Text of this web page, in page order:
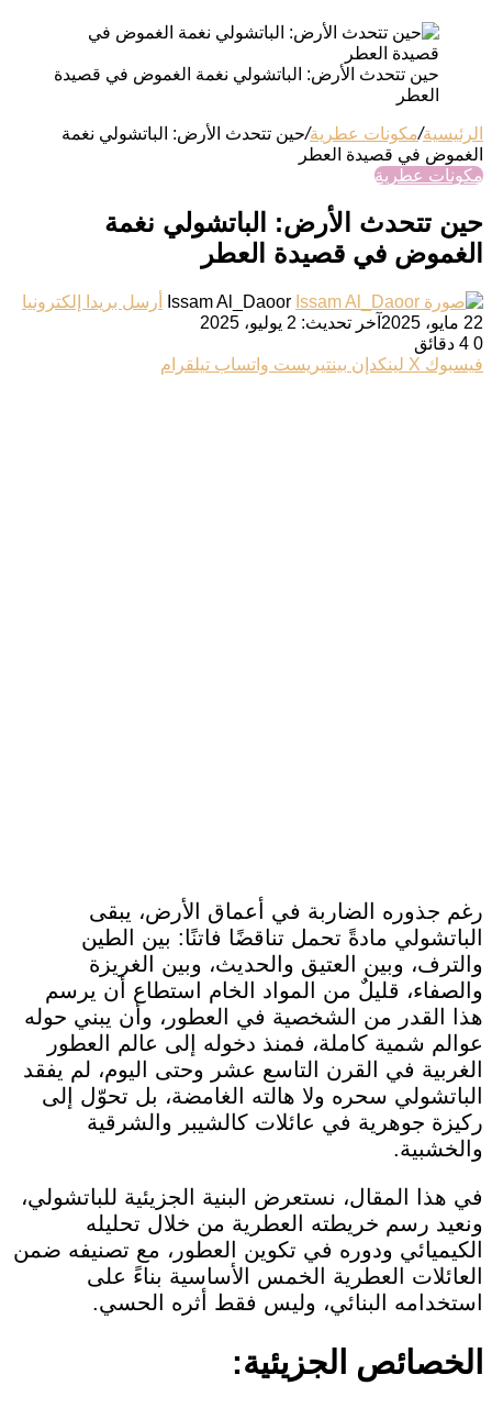
حين تتحدث الأرض: الباتشولي نغمة الغموض في قصيدة
العطر
الرئيسية/مكونات عطرية/حين تتحدث الأرض: الباتشولي نغمة
الغموض في قصيدة العطر
مكونات عطرية
حين تتحدث الأرض: الباتشولي نغمة
الغموض في قصيدة العطر
Issam Al_Daoor
أرسل بريدا إلكترونيا
22 مايو، 2025
آخر تحديث: 2 يوليو، 2025
0
فيسبوك ‫X لينكدإن بينتيريست واتساب تيلقرام
رغم جذوره الضاربة في أعماق الأرض، يبقى
الباتشولي مادةً تحمل تناقضًا فاتنًا: بين الطين
والترف، وبين العتيق والحديث، وبين الغريزة
والصفاء، قليلٌ من المواد الخام استطاع أن يرسم
هذا القدر من الشخصية في العطور، وأن يبني حوله
عوالم شمية كاملة، فمنذ دخوله إلى عالم العطور
الغربية في القرن التاسع عشر وحتى اليوم، لم يفقد
الباتشولي سحره ولا هالته الغامضة، بل تحوّل إلى
ركيزة جوهرية في عائلات كالشيبر والشرقية
والخشبية.
في هذا المقال، نستعرض البنية الجزيئية للباتشولي،
ونعيد رسم خريطته العطرية من خلال تحليله
الكيميائي ودوره في تكوين العطور، مع تصنيفه ضمن
العائلات العطرية الخمس الأساسية بناءً على
استخدامه البنائي، وليس فقط أثره الحسي.
الخصائص الجزيئية: